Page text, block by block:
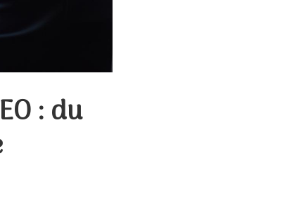
: du